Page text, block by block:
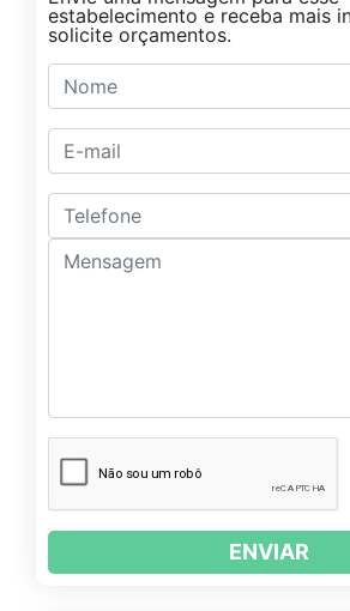
estabelecimento e receba mais
solicite orçamentos.
ENVIAR